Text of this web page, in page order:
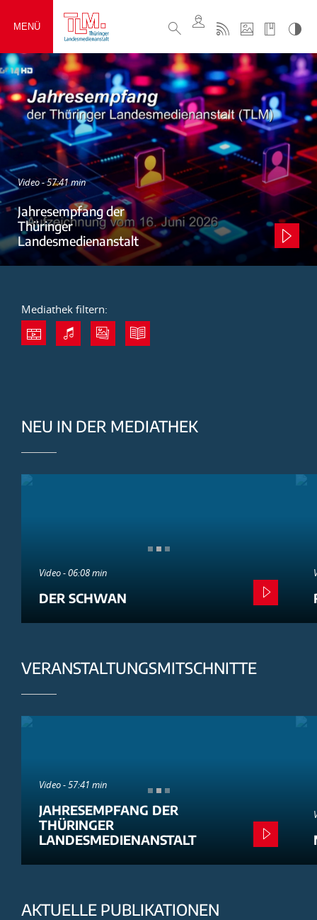
MENÜ
Video - 57:41 min
Jahresempfang der
Thüringer
Landesmedienanstalt
Mediathek filtern:
NEU IN DER MEDIATHEK
Video - 06:08 min
DER SCHWAN
VERANSTALTUNGSMITSCHNITTE
Video - 57:41 min
JAHRESEMPFANG DER
THÜRINGER
LANDESMEDIENANSTALT
AKTUELLE PUBLIKATIONEN